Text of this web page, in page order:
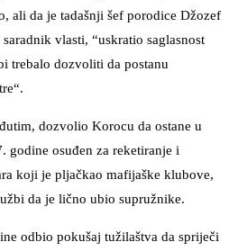
ali da je tadašnji šef porodice Džozef
vlasti, “uskratio saglasnost
trebalo dozvoliti da postanu
dozvolio Korocu da ostane u
godine osuđen za reketiranje i
koji je pljačkao mafijaške klubove,
da je lično ubio supružnike.
odbio pokušaj tužilaštva da spriječi